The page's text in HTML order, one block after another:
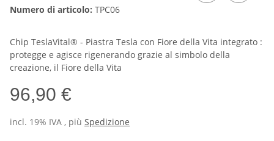
Numero di articolo: TPC06
Chip TeslaVital® - Piastra Tesla con Fiore della Vita integrato :
protegge e agisce rigenerando grazie al simbolo della
creazione, il Fiore della Vita
96,90 €
incl. 19% IVA , più Spedizione